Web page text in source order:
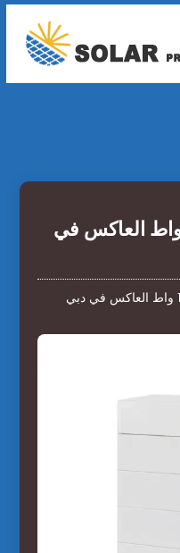
المصنع 12000 واط العاكس في